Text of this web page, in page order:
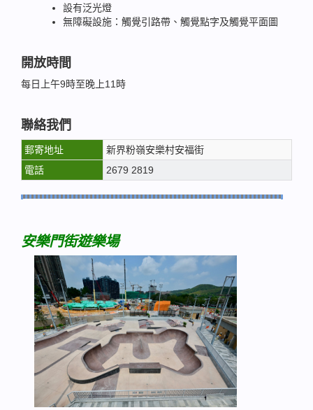
設有泛光燈
無障礙設施：觸覺引路帶、觸覺點字及觸覺平面圖
開放時間
每日上午9時至晚上11時
聯絡我們
郵寄地址
新界粉嶺安樂村安福街
電話
2679 2819
安樂門街遊樂場